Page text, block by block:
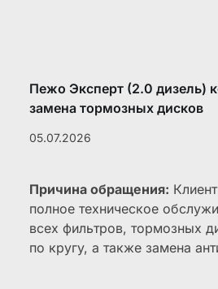
Пежо Эксперт (2.0 дизель)
замена тормозных дисков
05.07.2026
Причина обращения:
полное техническое
всех фильтров, тормозных
по кругу, а также замена